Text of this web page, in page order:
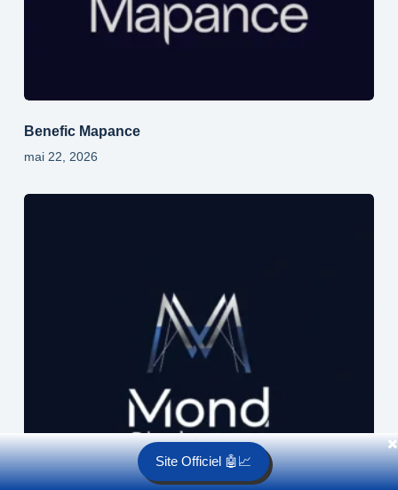
Site Officiel 🤖📈
✖️
Benefic Mapance
mai 22, 2026